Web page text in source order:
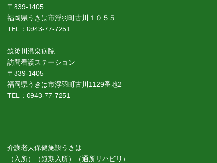
〒839-1405
福岡県うきは市浮羽町古川１０５５
TEL：0943-77-7251
筑後川温泉病院
訪問看護ステーション
〒839-1405
福岡県うきは市浮羽町古川1129番地2
TEL：0943-77-7251
介護老人保健施設うきは
（入所）（短期入所）（通所リハビリ）